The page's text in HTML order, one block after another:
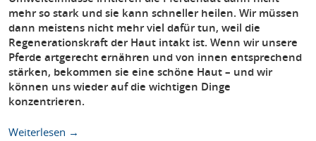
mehr so stark und sie kann schneller heilen. Wir müssen
dann meistens nicht mehr viel dafür tun, weil die
Regenerationskraft der Haut intakt ist. Wenn wir unsere
Pferde artgerecht ernähren und von innen entsprechend
stärken, bekommen sie eine schöne Haut – und wir
können uns wieder auf die wichtigen Dinge
konzentrieren.
Weiterlesen →